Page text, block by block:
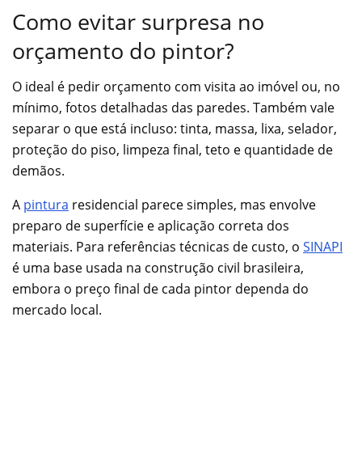
Como evitar surpresa no
orçamento do pintor?
O ideal é pedir orçamento com visita ao imóvel ou, no
mínimo, fotos detalhadas das paredes. Também vale
separar o que está incluso: tinta, massa, lixa, selador,
proteção do piso, limpeza final, teto e quantidade de
demãos.
A pintura residencial parece simples, mas envolve
preparo de superfície e aplicação correta dos
materiais. Para referências técnicas de custo, o SINAPI
é uma base usada na construção civil brasileira,
embora o preço final de cada pintor dependa do
mercado local.